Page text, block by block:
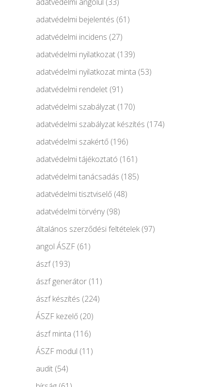
adatvédelmi bejelentés (61)
adatvédelmi incidens (27)
adatvédelmi nyilatkozat (139)
adatvédelmi nyilatkozat minta (53)
adatvédelmi rendelet (91)
adatvédelmi szabályzat (170)
adatvédelmi szabályzat készítés (174)
adatvédelmi szakértő (196)
adatvédelmi tájékoztató (161)
adatvédelmi tanácsadás (185)
adatvédelmi tisztviselő (48)
adatvédelmi törvény(98)
általános szerződési feltételek(97)
angol ÁSZF (61)
ászf(193)
ászf generátor (11)
ászf készítés (224)
ÁSZF kezelő (20)
ászf minta (116)
ÁSZF modul (11)
audit (54)